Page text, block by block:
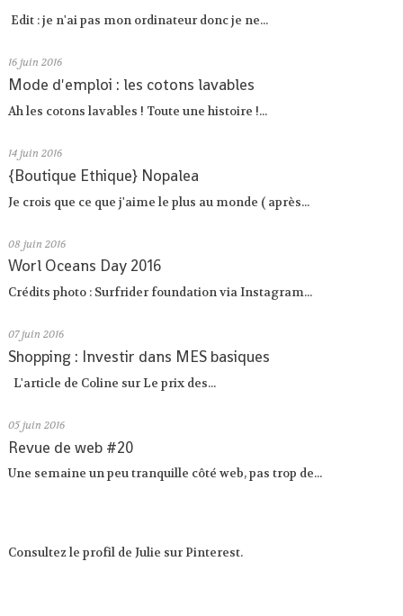
Edit : je n'ai pas mon ordinateur donc je ne...
16 juin 2016
Mode d'emploi : les cotons lavables
Ah les cotons lavables ! Toute une histoire !...
14 juin 2016
{Boutique Ethique} Nopalea
Je crois que ce que j'aime le plus au monde ( après...
08 juin 2016
Worl Oceans Day 2016
Crédits photo : Surfrider foundation via Instagram...
07 juin 2016
Shopping : Investir dans MES basiques
L'article de Coline sur Le prix des...
05 juin 2016
Revue de web #20
Une semaine un peu tranquille côté web, pas trop de...
Consultez le profil de Julie sur Pinterest.